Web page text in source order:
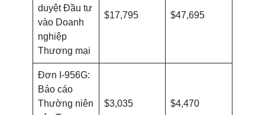
duyệt Đầu tư
vào Doanh
nghiệp
Thương mại
$17,795 $47,695
Đơn I-956G:
Báo cáo
Thường niên
$3,035 $4,470